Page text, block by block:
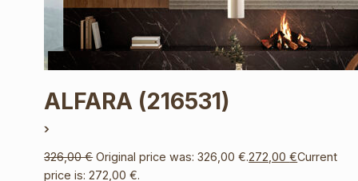
ALFARA (216531)
326,00€ Original price was: 326,00 €.272,00€Current
price is: 272,00 €.